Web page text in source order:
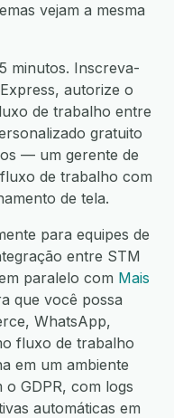
vejam a mesma
minutos. Inscreva-
autorize o
de trabalho entre
gratuito
— um gerente de
de trabalho com
de tela.
para equipes de
entre STM
paralelo com Mais
que você possa
WhatsApp,
fluxo de trabalho
em um ambiente
GDPR, com logs
automáticas em